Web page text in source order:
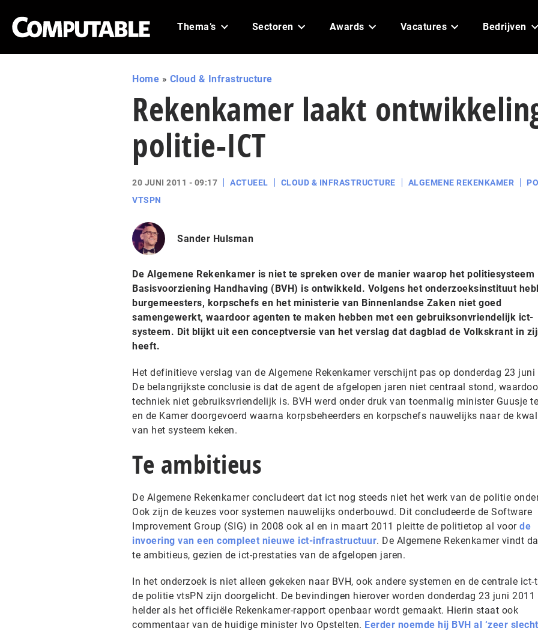
Thema’s Sectoren Awards Vacatures Bedrijven
Home » Cloud & Infrastructure
Rekenkamer laakt
politie-ICT
20 JUNI 2011 - 09:17 ACTUEEL CLOUD & INFRASTRUCTURE ALGEMENE REKENKAMER
VTSPN
Sander Hulsman
De Algemene Rekenkamer is niet te spreken over de manier waarop het politiesysteem
Basisvoorziening Handhaving (BVH) is ontwikkeld. Volgens het onderzoeksinstituut
burgemeesters, korpschefs en het ministerie van Binnenlandse Zaken niet goed
samengewerkt, waardoor agenten te maken hebben met een gebruiksonvriendelijk ict-
systeem. Dit blijkt uit een conceptversie van het verslag dat dagblad de Volkskrant in
heeft.
Het definitieve verslag van de Algemene Rekenkamer verschijnt pas op donderdag 23 juni
De belangrijkste conclusie is dat de agent de afgelopen jaren niet centraal stond,
techniek niet gebruiksvriendelijk is. BVH werd onder druk van toenmalig minister Guusje
en de Kamer doorgevoerd waarna korpsbeheerders en korpschefs nauwelijks naar de
van het systeem keken.
Te ambitieus
De Algemene Rekenkamer concludeert dat ict nog steeds niet het werk van de politie
Ook zijn de keuzes voor systemen nauwelijks onderbouwd. Dit concludeerde de Software
Improvement Group (SIG) in 2008 ook al en in maart 2011 pleitte de politietop al voor de
invoering van een compleet nieuwe ict-infrastructuur. De Algemene Rekenkamer vindt
te ambitieus, gezien de ict-prestaties van de afgelopen jaren.
In het onderzoek is niet alleen gekeken naar BVH, ook andere systemen en de centrale ict-
de politie vtsPN zijn doorgelicht. De bevindingen hierover worden donderdag 23 juni 2011
helder als het officiële Rekenkamer-rapport openbaar wordt gemaakt. Hierin staat ook
commentaar van de huidige minister Ivo Opstelten. Eerder noemde hij BVH al ‘zeer